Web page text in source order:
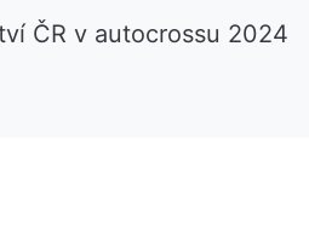
ČR v autocrossu 2024